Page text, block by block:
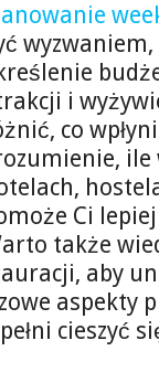
wyzwaniem,
i
co
ile
Ci
także
aby
aspekty
cieszyć